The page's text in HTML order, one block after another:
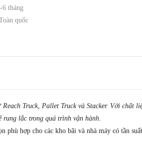
6 tháng
quốc
Reach Truck, Pallet Truck và Stacker. Với chất
rung lắc trong quá trình vận hành.
phù hợp cho các kho bãi và nhà máy có tần